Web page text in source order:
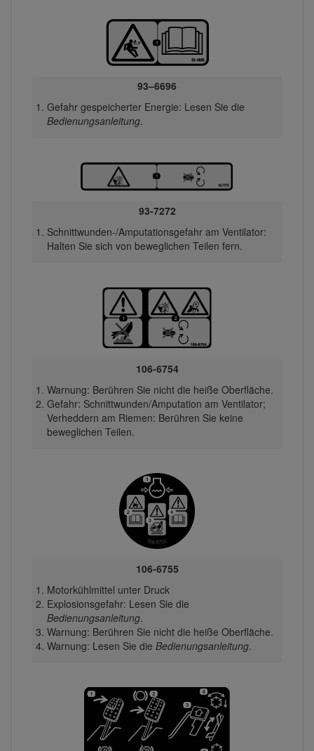
93–6696
Gefahr gespeicherter Energie: Lesen Sie die
Bedienungsanleitung.
93-7272
Schnittwunden-/Amputationsgefahr am Ventilator:
Halten Sie sich von beweglichen Teilen fern.
106-6754
Warnung: Berühren Sie nicht die heiße Oberfläche.
Gefahr: Schnittwunden/Amputation am Ventilator;
Verheddern am Riemen: Berühren Sie keine
beweglichen Teilen.
106-6755
Motorkühlmittel unter Druck
Explosionsgefahr: Lesen Sie die
Bedienungsanleitung.
Warnung: Berühren Sie nicht die heiße Oberfläche.
Warnung: Lesen Sie die Bedienungsanleitung.